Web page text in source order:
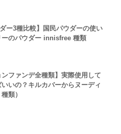
ー3種比較】国民パウダーの使い
ーのパウダー innisfree 種類
ンファンデ全種類】実際使用して
いの？キルカバーからヌーディ
類）